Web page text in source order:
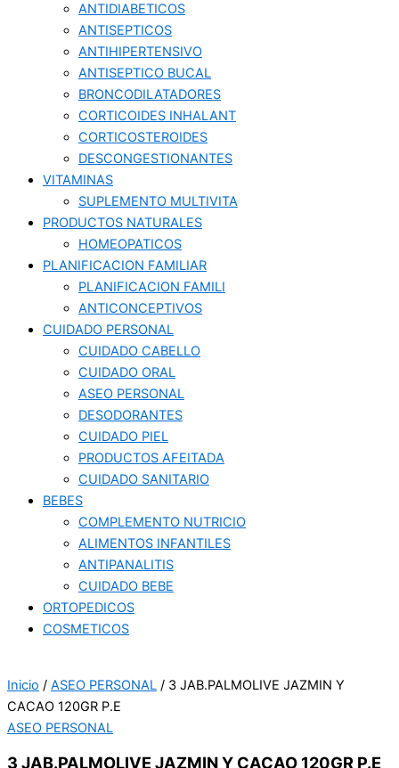
ANTIDIABETICOS
ANTISEPTICOS
ANTIHIPERTENSIVO
ANTISEPTICO BUCAL
BRONCODILATADORES
CORTICOIDES INHALANT
CORTICOSTEROIDES
DESCONGESTIONANTES
VITAMINAS
SUPLEMENTO MULTIVITA
PRODUCTOS NATURALES
HOMEOPATICOS
PLANIFICACION FAMILIAR
PLANIFICACION FAMILI
ANTICONCEPTIVOS
CUIDADO PERSONAL
CUIDADO CABELLO
CUIDADO ORAL
ASEO PERSONAL
DESODORANTES
CUIDADO PIEL
PRODUCTOS AFEITADA
CUIDADO SANITARIO
BEBES
COMPLEMENTO NUTRICIO
ALIMENTOS INFANTILES
ANTIPANALITIS
CUIDADO BEBE
ORTOPEDICOS
COSMETICOS
Inicio / ASEO PERSONAL / 3 JAB.PALMOLIVE JAZMIN Y
CACAO 120GR P.E
ASEO PERSONAL
3 JAB.PALMOLIVE JAZMIN Y CACAO 120GR P.E